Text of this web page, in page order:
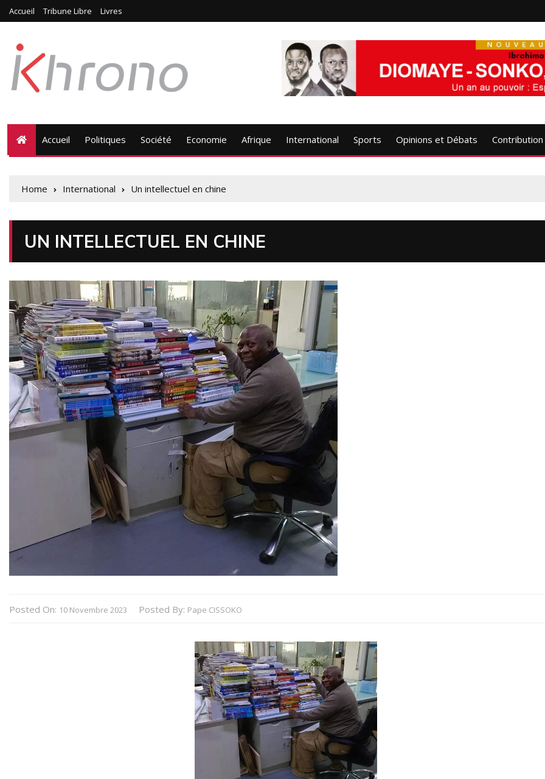
Accueil Tribune Libre Livres
Accueil Politiques Société Economie Afrique International Sports Opinions et Débats Contribution
Home International Un intellectuel en chine
UN INTELLECTUEL EN CHINE
Posted On: 10 Novembre 2023 Posted By: Pape CISSOKO